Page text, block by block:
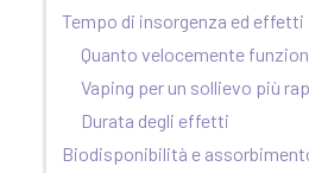
Tempo di insorgenza ed effetti
Quanto velocemente
Vaping per un sollievo più
Durata degli effetti
Biodisponibilità e